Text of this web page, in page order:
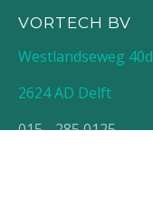
VORTECH BV
Westlandseweg 40d
2624 AD Delft
015 - 285 0125